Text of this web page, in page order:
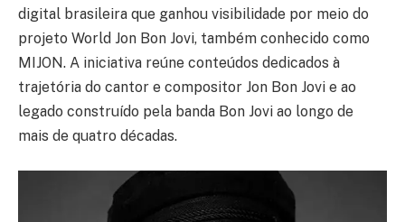
digital brasileira que ganhou visibilidade por meio do
projeto World Jon Bon Jovi, também conhecido como
MIJON. A iniciativa reúne conteúdos dedicados à
trajetória do cantor e compositor Jon Bon Jovi e ao
legado construído pela banda Bon Jovi ao longo de
mais de quatro décadas.